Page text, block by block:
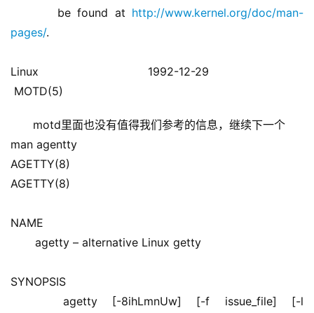
be found at http://www.kernel.org/doc/man-
pages/.
Linux                             1992-12-29
MOTD(5)
motd里面也没有值得我们参考的信息，继续下一个
man agentty
AGETTY(8)
AGETTY(8)
NAME
agetty – alternative Linux getty
SYNOPSIS
agetty  [-8ihLmnUw]  [-f  issue_file]  [-l